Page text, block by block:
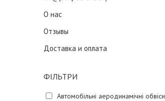
О нас
Отзывы
Доставка и оплата
ФІЛЬТРИ
Автомобільні аеродинамічні обвіси